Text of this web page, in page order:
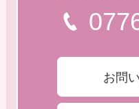
お問